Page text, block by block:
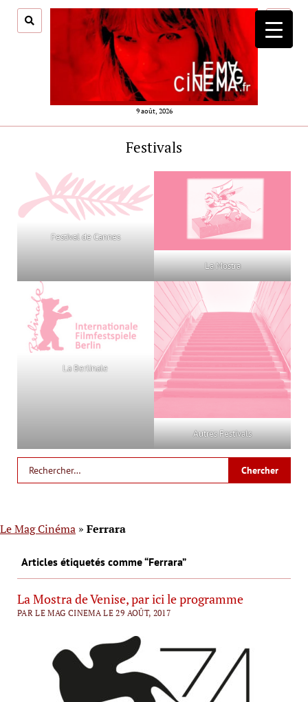
9 août, 2026
menu
Festivals
Festival de Cannes
La Mostra
La Berlinale
Autres Festivals
Le Mag Cinéma » Ferrara
Articles étiquetés comme “Ferrara”
La Mostra de Venise, par ici le programme
PAR LE MAG CINEMA LE 29 AOÛT, 2017